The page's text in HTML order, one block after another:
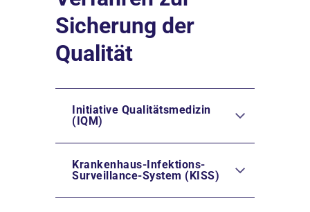
Sicherung der
Qualität
Initiative Qualitätsmedizin
(IQM)
Krankenhaus-Infektions-
Surveillance-System (KISS)